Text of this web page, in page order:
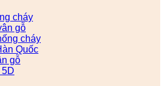
cháy
gỗ
cháy
Quốc
gỗ